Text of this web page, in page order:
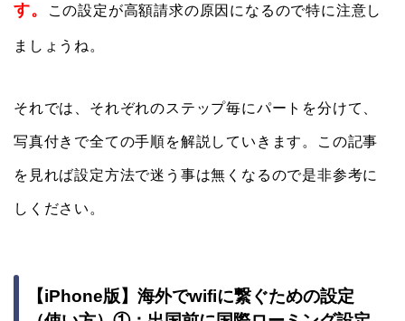
す。 この設定が高額請求の原因になるので特に注意し
ましょうね。
それでは、それぞれのステップ毎にパートを分けて、
写真付きで全ての手順を解説していきます。この記事
を見れば設定方法で迷う事は無くなるので是非参考に
しください。
【iPhone版】海外でwifiに繋ぐための設定